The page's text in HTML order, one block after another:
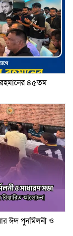
রহমানের ৪৫তম
ঈদ পুনর্মিলনী ও